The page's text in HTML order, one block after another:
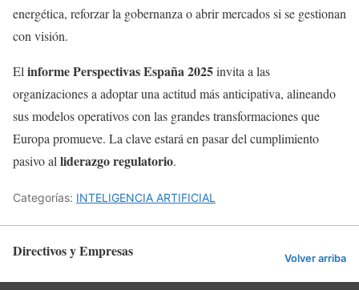
energética, reforzar la gobernanza o abrir mercados si se gestionan
con visión.
El informe Perspectivas España 2025invita a las
organizaciones a adoptar una actitud más anticipativa, alineando
sus modelos operativos con las grandes transformaciones que
Europa promueve. La clave estará en pasar del cumplimiento
pasivo al liderazgo regulatorio.
Categorías: INTELIGENCIA ARTIFICIAL
Directivos y Empresas Volver arriba